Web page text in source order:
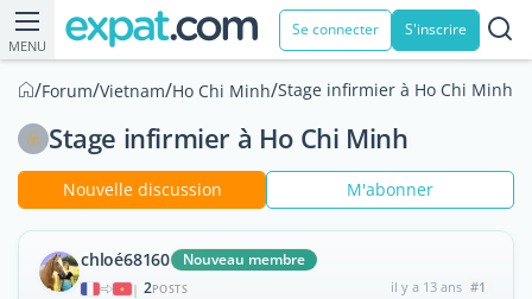
MENU
Se connecter S'inscrire
/Forum/Vietnam/Ho Chi Minh/Stage infirmier à Ho Chi Minh
Stage infirmier à Ho Chi Minh
Nouvelle discussion M'abonner
chloé68160 Nouveau membre
| 2POSTS il y a 13 ans #1